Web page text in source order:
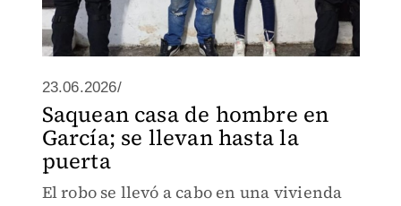
23.06.2026/
Saquean casa de hombre en
García; se llevan hasta la
puerta
El robo se llevó a cabo en una vivienda